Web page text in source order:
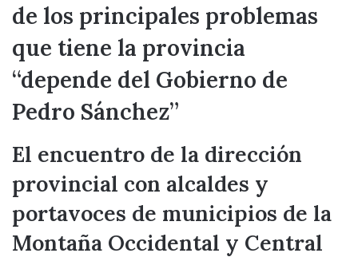
de los principales problemas
que tiene la provincia
“depende del Gobierno de
Pedro Sánchez”
El encuentro de la dirección
provincial con alcaldes y
portavoces de municipios de la
Montaña Occidental y Central